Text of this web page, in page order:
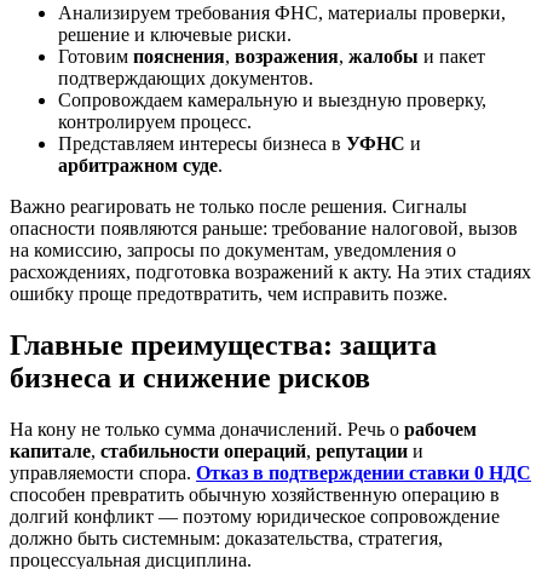
Анализируем требования ФНС, материалы проверки,
решение и ключевые риски.
Готовим пояснения, возражения, жалобы и пакет
подтверждающих документов.
Сопровождаем камеральную и выездную проверку,
контролируем процесс.
Представляем интересы бизнеса в УФНС и
арбитражном суде.
Важно реагировать не только после решения. Сигналы
опасности появляются раньше: требование налоговой, вызов
на комиссию, запросы по документам, уведомления о
расхождениях, подготовка возражений к акту. На этих стадиях
ошибку проще предотвратить, чем исправить позже.
Главные преимущества: защита
бизнеса и снижение рисков
На кону не только сумма доначислений. Речь о рабочем
капитале, стабильности операций, репутации и
управляемости спора. Отказ в подтверждении ставки 0 НДС
способен превратить обычную хозяйственную операцию в
долгий конфликт — поэтому юридическое сопровождение
должно быть системным: доказательства, стратегия,
процессуальная дисциплина.